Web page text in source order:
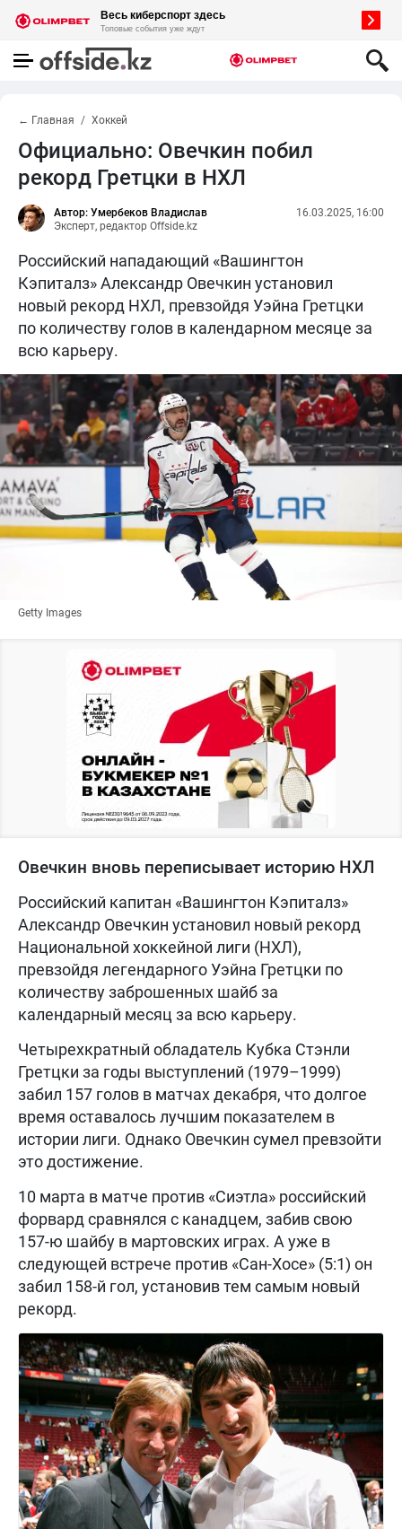
← Главная Хоккей
Официально: Овечкин побил
рекорд Гретцки в НХЛ
Автор: Умербеков Владислав
Эксперт, редактор Offside.kz
16.03.2025, 16:00
Российский нападающий «Вашингтон
Кэпиталз» Александр Овечкин установил
новый рекорд НХЛ, превзойдя Уэйна Гретцки
по количеству голов в календарном месяце за
всю карьеру.
Getty Images
Овечкин вновь переписывает историю НХЛ
Российский капитан «Вашингтон Кэпиталз»
Александр Овечкин установил новый рекорд
Национальной хоккейной лиги (НХЛ),
превзойдя легендарного Уэйна Гретцки по
количеству заброшенных шайб за
календарный месяц за всю карьеру.
Четырехкратный обладатель Кубка Стэнли
Гретцки за годы выступлений (1979–1999)
забил 157 голов в матчах декабря, что долгое
время оставалось лучшим показателем в
истории лиги. Однако Овечкин сумел превзойти
это достижение.
10 марта в матче против «Сиэтла» российский
форвард сравнялся с канадцем, забив свою
157-ю шайбу в мартовских играх. А уже в
следующей встрече против «Сан-Хосе» (5:1) он
забил 158-й гол, установив тем самым новый
рекорд.